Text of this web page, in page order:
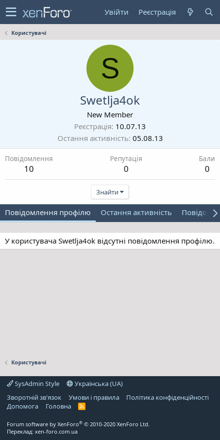
Увійти Реєстрація
Користувачі
S
Swetlja4ok
New Member
Реєстрація 10.07.13
Остання активність 05.08.13
Повідомлення
10
Репутація
0
Бали
0
Знайти
Повідомлення профілю Остання активність
У користувача Swetlja4ok відсутні повідомлення профілю.
Користувачі
SysAdmin Style
Українська (UA)
Зворотній зв'язок
Умови і правила
Політика конфіденційності
Дoпoмoга
Головна
R
Forum software by XenForo® © 2010-2020 XenForo Ltd.
Переклад: xen-foro.com.ua